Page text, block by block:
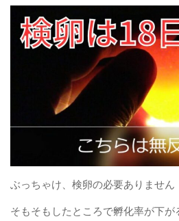
ぶっちゃけ、検卵の必要ありません
そもそもしたところで孵化率が下